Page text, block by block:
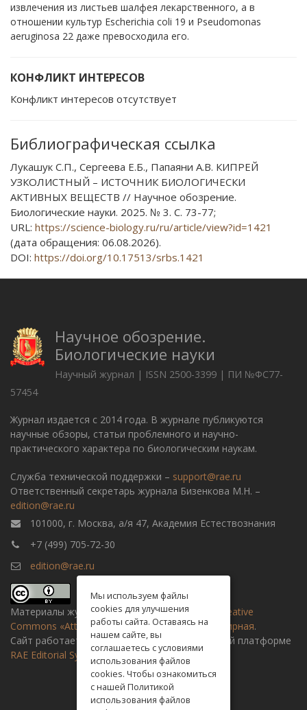
извлечения из листьев шалфея лекарственного, а в
отношении культур Escherichia coli 19 и Pseudomonas
aeruginosa 22 даже превосходила его.
КОНФЛИКТ ИНТЕРЕСОВ
Конфликт интересов отсутствует
Библиографическая ссылка
Лукашук С.П., Сергеева Е.Б., Папаяни А.В. КИПРЕЙ
УЗКОЛИСТНЫЙ – ИСТОЧНИК БИОЛОГИЧЕСКИ
АКТИВНЫХ ВЕЩЕСТВ // Научное обозрение.
Биологические науки. 2025. № 3. С. 73-77;
URL: https://science-biology.ru/ru/article/view?id=1421
(дата обращения: 06.08.2026).
DOI: https://doi.org/10.17513/srbs.1421
Научное обозрение.
Биологические науки
Научный журнал | ISSN 2500-3399 | ПИ №ФС77-
57454
Журнал издается с 2014 года. В журнале публикуются
научные обзоры, статьи проблемного и научно-
практического характера по биологическим наукам.
Служба технической поддержки – support@rae.ru
Ответственный секретарь журнала Бизенкова М.Н. –
edition@rae.ru
101000, г. Москва, а/я 47, Академия Естествознания
+7 (499) 705-72-30
edition@rae.ru
Материалы журнала доступны полицензии Creative
Commons «Attribution» («Атрибуция») 4.0 Всемирная.
Сайт работает на универсальной издательской платформе
RAE Editorial System
Мы используем файлы
cookies для улучшения
работы сайта. Оставаясь на
нашем сайте, вы
соглашаетесь с условиями
использования файлов
cookies. Чтобы ознакомиться
с нашей Политикой
использования файлов